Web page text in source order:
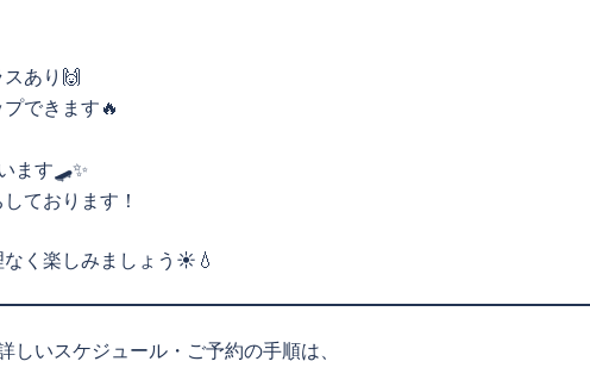
あり🙌
できます🔥
ます🛹✨
ております！
く楽しみましょう☀️💧
いスケジュール・ご予約の手順は、